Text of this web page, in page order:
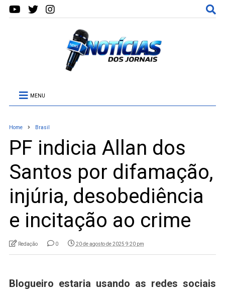
MENU
Home Brasil
PF indicia Allan dos
Santos por difamação,
injúria, desobediência
e incitação ao crime
Redação 0 20 de agosto de 2025 9:20 pm
Blogueiro estaria usando as redes sociais